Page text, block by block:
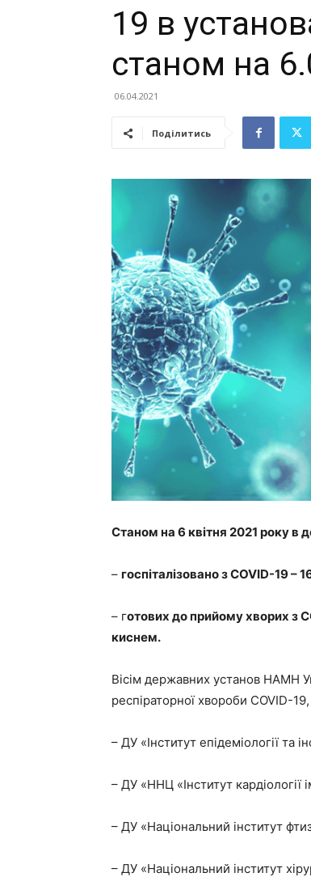
19 в
станом на
06.04.2021
Поділитись
Станом на 6 квітня 2021 року
– госпіталізовано з COVID-19 –
– готових до прийому хворих з
киснем.
Вісім державних установ НАМН
респіраторної хвороби COVID-
– ДУ «Інститут епідеміології
– ДУ «ННЦ «Інститут
– ДУ «Національний інститут
– ДУ «Національний інститут